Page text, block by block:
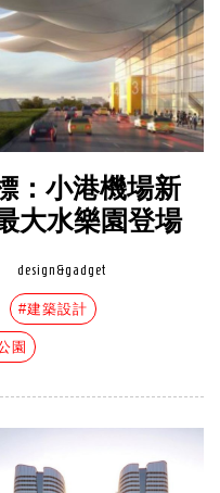
：小港機場新
大水樂園登場
design&gadget
#建築設計
園